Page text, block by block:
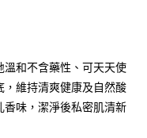
和不含藥性、可天天使
，維持清爽健康及自然酸
味，潔淨後私密肌清新